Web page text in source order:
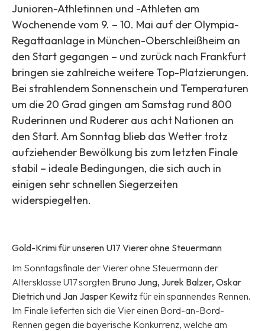
Junioren-Athletinnen und -Athleten am
Wochenende vom 9. – 10. Mai auf der Olympia-
Regattaanlage in München-Oberschleißheim an
den Start gegangen – und zurück nach Frankfurt
bringen sie zahlreiche weitere Top-Platzierungen.
Bei strahlendem Sonnenschein und Temperaturen
um die 20 Grad gingen am Samstag rund 800
Ruderinnen und Ruderer aus acht Nationen an
den Start. Am Sonntag blieb das Wetter trotz
aufziehender Bewölkung bis zum letzten Finale
stabil – ideale Bedingungen, die sich auch in
einigen sehr schnellen Siegerzeiten
widerspiegelten.
Gold-Krimi für unseren U17 Vierer ohne Steuermann
Im Sonntagsfinale der Vierer ohne Steuermann der
Altersklasse U17 sorgten Bruno Jung, Jurek Balzer, Oskar
Dietrich und Jan Jasper Kewitz für ein spannendes Rennen.
Im Finale lieferten sich die Vier einen Bord-an-Bord-
Rennen gegen die bayerische Konkurrenz, welche am